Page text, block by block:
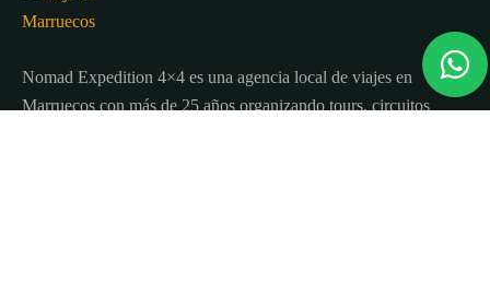
Nomad Expedition 4×4 es una agencia local de viajes en
Marruecos con más de 25 años organizando tours, circuitos